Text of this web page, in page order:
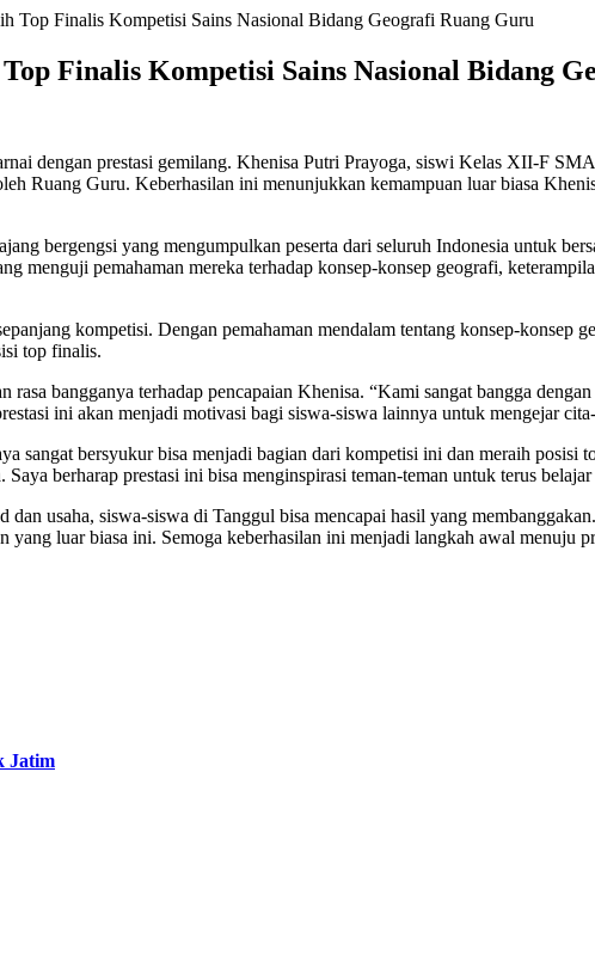
Top Finalis Kompetisi Sains Nasional Bidang Geografi Ruang Guru
Finalis Kompetisi Sains Nasional Bidang
dengan prestasi gemilang. Khenisa Putri Prayoga, siswi Kelas XII-F
Ruang Guru. Keberhasilan ini menunjukkan kemampuan luar biasa
bergengsi yang mengumpulkan peserta dari seluruh Indonesia untuk
menguji pemahaman mereka terhadap konsep-konsep geografi,
kompetisi. Dengan pemahaman mendalam tentang konsep-konsep
top finalis.
bangganya terhadap pencapaian Khenisa. “Kami sangat bangga
ini akan menjadi motivasi bagi siswa-siswa lainnya untuk mengejar
sangat bersyukur bisa menjadi bagian dari kompetisi ini dan meraih posisi
berharap prestasi ini bisa menginspirasi teman-teman untuk terus
usaha, siswa-siswa di Tanggul bisa mencapai hasil yang
yang luar biasa ini. Semoga keberhasilan ini menjadi langkah awal menuju
Jatim